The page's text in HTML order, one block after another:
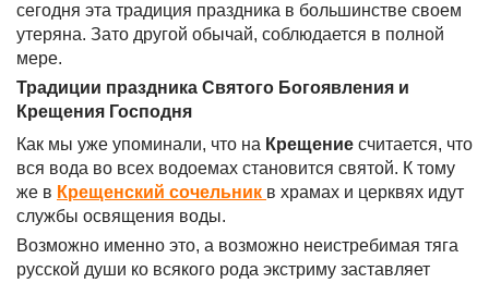
сегодня эта традиция праздника в большинстве своем
утеряна. Зато другой обычай, соблюдается в полной
мере.
Традиции праздника Святого Богоявления и
Крещения Господня
Как мы уже упоминали, что на Крещение считается, что
вся вода во всех водоемах становится святой. К тому
же в Крещенский сочельник в храмах и церквях идут
службы освящения воды.
Возможно именно это, а возможно неистребимая тяга
русской души ко всякого рода экстриму заставляет